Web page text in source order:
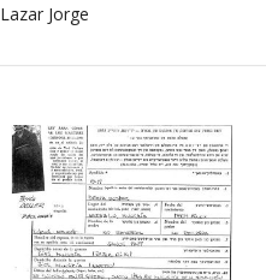
Lazar Jorge